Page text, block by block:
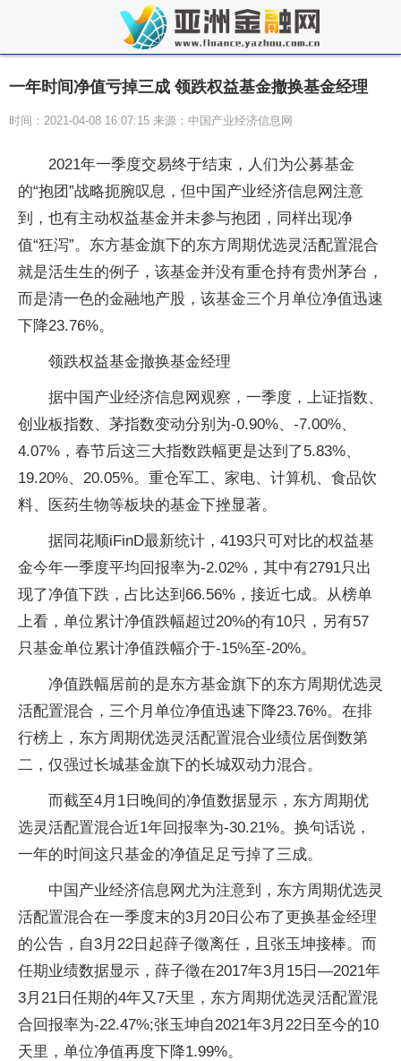
一年时间净值亏掉三成 领跌权益基金撤换基金经理
时间：2021-04-08 16:07:15 来源：中国产业经济信息网
2021年一季度交易终于结束，人们为公募基金
的“抱团”战略扼腕叹息，但中国产业经济信息网注意
到，也有主动权益基金并未参与抱团，同样出现净
值“狂泻”。东方基金旗下的东方周期优选灵活配置混合
就是活生生的例子，该基金并没有重仓持有贵州茅台，
而是清一色的金融地产股，该基金三个月单位净值迅速
下降23.76%。
领跌权益基金撤换基金经理
据中国产业经济信息网观察，一季度，上证指数、
创业板指数、茅指数变动分别为-0.90%、-7.00%、
4.07%，春节后这三大指数跌幅更是达到了5.83%、
19.20%、20.05%。重仓军工、家电、计算机、食品饮
料、医药生物等板块的基金下挫显著。
据同花顺iFinD最新统计，4193只可对比的权益基
金今年一季度平均回报率为-2.02%，其中有2791只出
现了净值下跌，占比达到66.56%，接近七成。从榜单
上看，单位累计净值跌幅超过20%的有10只，另有57
只基金单位累计净值跌幅介于-15%至-20%。
净值跌幅居前的是东方基金旗下的东方周期优选灵
活配置混合，三个月单位净值迅速下降23.76%。在排
行榜上，东方周期优选灵活配置混合业绩位居倒数第
二，仅强过长城基金旗下的长城双动力混合。
而截至4月1日晚间的净值数据显示，东方周期优
选灵活配置混合近1年回报率为-30.21%。换句话说，
一年的时间这只基金的净值足足亏掉了三成。
中国产业经济信息网尤为注意到，东方周期优选灵
活配置混合在一季度末的3月20日公布了更换基金经理
的公告，自3月22日起薛子徵离任，且张玉坤接棒。而
任期业绩数据显示，薛子徵在2017年3月15日—2021年
3月21日任期的4年又7天里，东方周期优选灵活配置混
合回报率为-22.47%;张玉坤自2021年3月22日至今的10
天里，单位净值再度下降1.99%。